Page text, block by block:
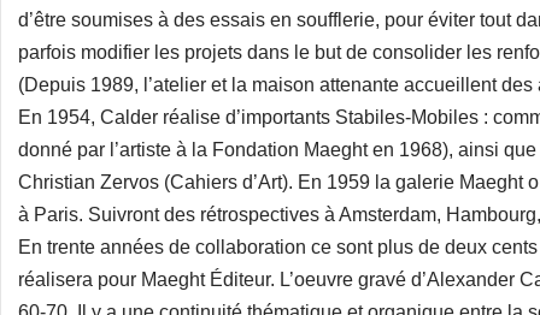
d’être soumises à des essais en soufflerie, pour éviter tout
parfois modifier les projets dans le but de consolider les
(Depuis 1989, l’atelier et la maison attenante accueillent
En 1954, Calder réalise d’importants Stabiles-Mobiles :
donné par l’artiste à la Fondation Maeght en 1968), ainsi
Christian Zervos (Cahiers d’Art). En 1959 la galerie
à Paris. Suivront des rétrospectives à Amsterdam,
En trente années de collaboration ce sont plus de deux
réalisera pour Maeght Éditeur. L’oeuvre gravé d’Alexander